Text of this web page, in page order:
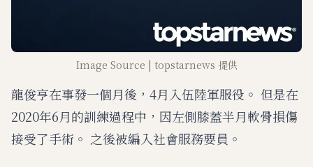
Image Source | topstarnews 提供
龍俊亨在事發一個月後，4月入伍陸軍服役。 但是在
2020年6月的訓練過程中，因左側膝蓋半月軟骨損傷
接受了手術。 之後被編入社會服務要員。